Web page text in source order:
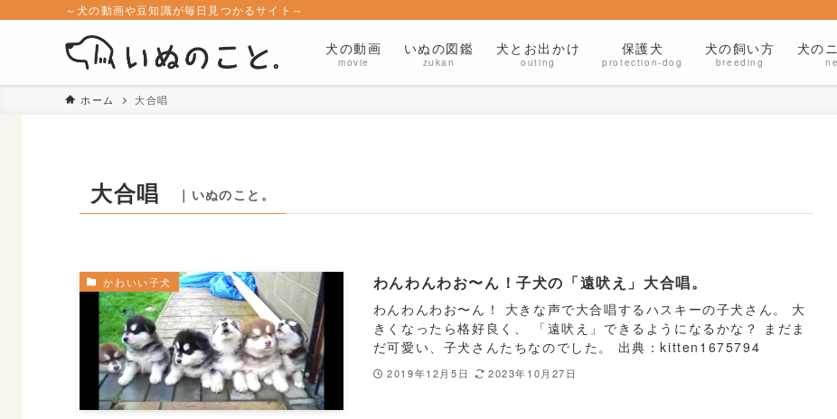
～犬の動画や豆知識が毎日見つかるサイト～
犬の動画
movie
いぬの図鑑
zukan
犬とお出かけ
outing
保護犬
protection-dog
犬の飼い方
breeding
犬の
ホーム 大合唱
大合唱 ｜いぬのこと。
かわいい子犬 わんわんわお〜ん！子犬の「遠吠え」大合唱。
わんわんわお〜ん！ 大きな声で大合唱するハスキーの子犬さん。 大
きくなったら格好良く、 「遠吠え」できるようになるかな？ まだま
だ可愛い、子犬さんたちなのでした。 出典：kitten1675794
2019年12月5日 2023年10月27日